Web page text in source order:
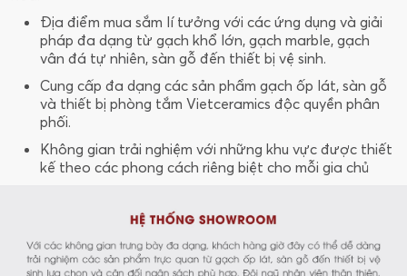
Địa điểm mua sắm lí tưởng với các ứng dụng và giải
pháp đa dạng từ gạch khổ lớn, gạch marble, gạch
vân đá tự nhiên, sàn gỗ đến thiết bị vệ sinh.
Cung cấp đa dạng các sản phẩm gạch ốp lát, sàn gỗ
và thiết bị phòng tắm Vietceramics độc quyền phân
phối.
Không gian trải nghiệm với những khu vực được thiết
kế theo các phong cách riêng biệt cho mỗi gia chủ